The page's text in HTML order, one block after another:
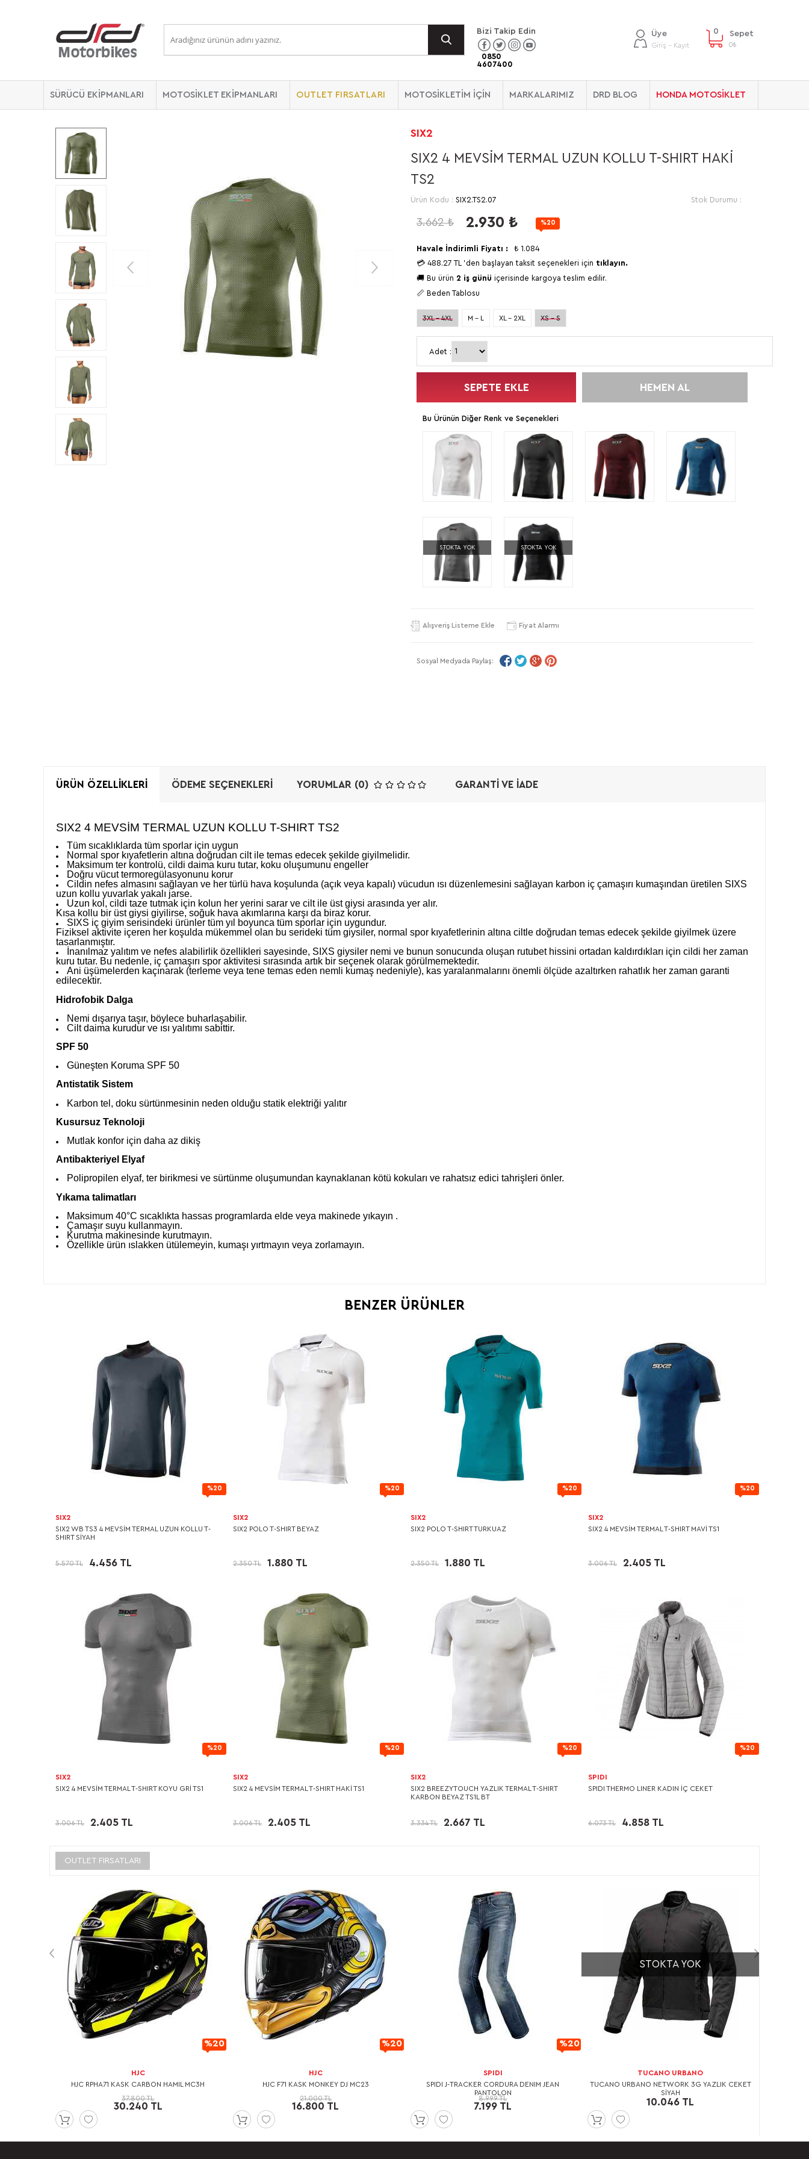
Bizi Takip Edin
0850
4607400
Sepet
0₺
0
Üye
Giriş - Kayıt
SÜRÜCÜ EKİPMANLARI MOTOSİKLET EKİPMANLARI OUTLET FIRSATLARI MOTOSİKLETİM İÇİN MARKALARIMIZ DRD BLOG HONDA MOTOSİKLET
SIX2
SIX2 4 MEVSİM TERMAL UZUN KOLLU T-SHIRT HAKİ
TS2
Ürün Kodu : SIX2.TS2.07 Stok Durumu :
3.662₺ 2.930 ₺ %20
Havale İndirimli Fiyatı : ₺ 1.084
💳 488.27 TL 'den başlayan taksit seçenekleri için tıklayın.
🚚 Bu ürün 2 iş günü içerisinde kargoya teslim edilir.
📏 Beden Tablosu
3XL - 4XL M - L XL - 2XL XS - S
Adet :
SEPETE EKLE HEMEN AL
Bu Ürünün Diğer Renk ve Seçenekleri
STOKTA YOK STOKTA YOK
Alışveriş Listeme Ekle Fiyat Alarmı
Sosyal Medyada Paylaş:
ÜRÜN ÖZELLIKLERI ÖDEME SEÇENEKLERI YORUMLAR (0) GARANTI VE İADE
SIX2 4 MEVSİM TERMAL UZUN KOLLU T-SHIRT TS2
Tüm sıcaklıklarda tüm sporlar için uygun
Normal spor kıyafetlerin altına doğrudan cilt ile temas edecek şekilde giyilmelidir.
Maksimum ter kontrolü, cildi daima kuru tutar, koku oluşumunu engeller
Doğru vücut termoregülasyonunu korur
Cildin nefes almasını sağlayan ve her türlü hava koşulunda (açık veya kapalı) vücudun ısı düzenlemesini sağlayan karbon iç çamaşırı kumaşından üretilen SIXS
uzun kollu yuvarlak yakalı jarse.
Uzun kol, cildi taze tutmak için kolun her yerini sarar ve cilt ile üst giysi arasında yer alır.
Kısa kollu bir üst giysi giyilirse, soğuk hava akımlarına karşı da biraz korur.
SIXS iç giyim serisindeki ürünler tüm yıl boyunca tüm sporlar için uygundur.
Fiziksel aktivite içeren her koşulda mükemmel olan bu serideki tüm giysiler, normal spor kıyafetlerinin altına ciltle doğrudan temas edecek şekilde giyilmek üzere
tasarlanmıştır.
İnanılmaz yalıtım ve nefes alabilirlik özellikleri sayesinde, SIXS giysiler nemi ve bunun sonucunda oluşan rutubet hissini ortadan kaldırdıkları için cildi her zaman
kuru tutar. Bu nedenle, iç çamaşırı spor aktivitesi sırasında artık bir seçenek olarak görülmemektedir.
Ani üşümelerden kaçınarak (terleme veya tene temas eden nemli kumaş nedeniyle), kas yaralanmalarını önemli ölçüde azaltırken rahatlık her zaman garanti
edilecektir.
Hidrofobik Dalga
Nemi dışarıya taşır, böylece buharlaşabilir.
Cilt daima kurudur ve ısı yalıtımı sabittir.
SPF 50
Güneşten Koruma SPF 50
Antistatik Sistem
Karbon tel, doku sürtünmesinin neden olduğu statik elektriği yalıtır
Kusursuz Teknoloji
Mutlak konfor için daha az dikiş
Antibakteriyel Elyaf
Polipropilen elyaf, ter birikmesi ve sürtünme oluşumundan kaynaklanan kötü kokuları ve rahatsız edici tahrişleri önler.
Yıkama talimatları
Maksimum 40°C sıcaklıkta hassas programlarda elde veya makinede yıkayın .
Çamaşır suyu kullanmayın.
Kurutma makinesinde kurutmayın.
Özellikle ürün ıslakken ütülemeyin, kumaşı yırtmayın veya zorlamayın.
BENZER ÜRÜNLER
%20
SIX2
SIX2 WB TS3 4 MEVSİM TERMAL UZUN KOLLU T-
SHIRT SİYAH
5.570 TL 4.456 TL
%20
SIX2
SIX2 POLO T-SHIRT BEYAZ
2.350 TL 1.880 TL
%20
SIX2
SIX2 POLO T-SHIRT TURKUAZ
2.350 TL 1.880 TL
%20
SIX2
SIX2 4 MEVSİM TERMAL T-SHIRT MAVİ TS1
3.006 TL 2.405 TL
%20
SIX2
SIX2 4 MEVSİM TERMAL T-SHIRT KOYU GRİ TS1
3.006 TL 2.405 TL
%20
SIX2
SIX2 4 MEVSİM TERMAL T-SHIRT HAKİ TS1
3.006 TL 2.405 TL
%20
SIX2
SIX2 BREEZYTOUCH YAZLIK TERMAL T-SHIRT
KARBON BEYAZ TS1L BT
3.334 TL 2.667 TL
%20
SPIDI
SPIDI THERMO LINER KADIN İÇ CEKET
6.073 TL 4.858 TL
OUTLET FIRSATLARI
%20
İndirimli
HJC
HJC RPHA71 KASK CARBON HAMIL MC3H
37.800 TL
30.240 TL
%20
İndirimli
HJC
HJC F71 KASK MONKEY DJ MC23
21.000 TL
16.800 TL
%20
İndirimli
SPIDI
SPIDI J-TRACKER CORDURA DENIM JEAN
PANTOLON
8.999 TL
7.199 TL
STOKTA YOK
TUCANO URBANO
TUCANO URBANO NETWORK 3G YAZLIK CEKET
SİYAH
10.046 TL